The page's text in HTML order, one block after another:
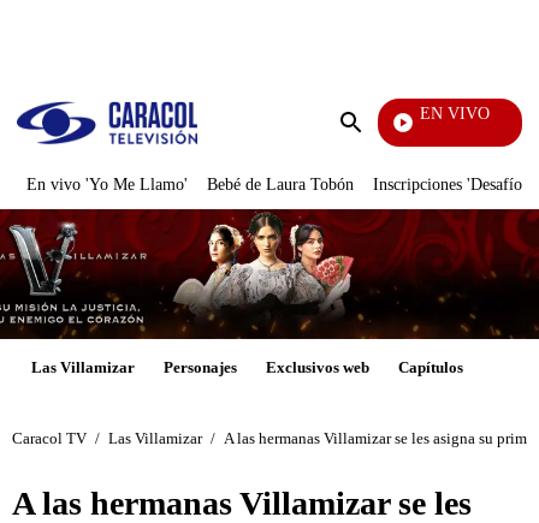
Enviar
EN VIVO
En vivo 'Yo Me Llamo' Bebé de Laura Tobón Inscripciones 'Desafío'
Las Villamizar Personajes Exclusivos web Capítulos
Caracol TV / Las Villamizar / A las hermanas Villamizar se les asigna su
A las hermanas Villamizar se les